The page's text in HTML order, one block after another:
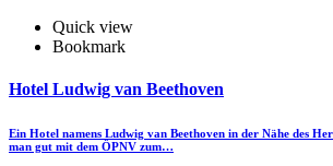
Quick view
Bookmark
Hotel Ludwig van Beethoven
Ein Hotel namens Ludwig van Beethoven in der Nähe des
man gut mit dem ÖPNV zum…